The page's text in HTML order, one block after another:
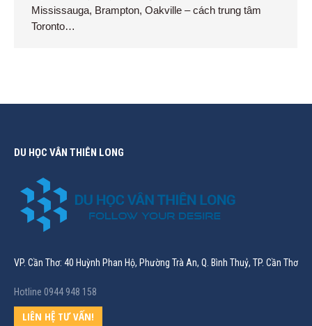
Mississauga, Brampton, Oakville – cách trung tâm
Toronto…
DU HỌC VÂN THIÊN LONG
VP. Cần Thơ: 40 Huỳnh Phan Hộ, Phường Trà An, Q. Bình Thuỷ, TP. Cần Thơ
Hotline 0944 948 158
LIÊN HỆ TƯ VẤN!